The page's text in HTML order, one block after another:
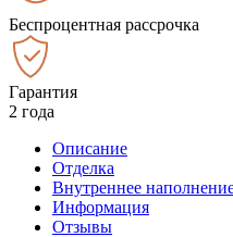
Беспроцентная рассрочка
Гарантия
2 года
Описание
Отделка
Внутреннее
Информация
Отзывы